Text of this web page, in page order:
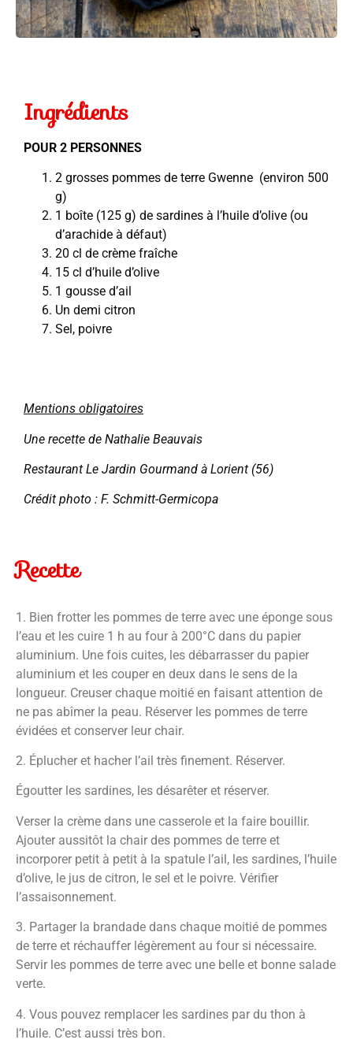
Recette
1. Bien frotter les pommes de terre avec une éponge sous
l’eau et les cuire 1 h au four à 200°C dans du papier
aluminium. Une fois cuites, les débarrasser du papier
aluminium et les couper en deux dans le sens de la
longueur. Creuser chaque moitié en faisant attention de
ne pas abîmer la peau. Réserver les pommes de terre
évidées et conserver leur chair.
2. Éplucher et hacher l’ail très finement. Réserver.
Égoutter les sardines, les désarêter et réserver.
Verser la crème dans une casserole et la faire bouillir.
Ajouter aussitôt la chair des pommes de terre et
incorporer petit à petit à la spatule l’ail, les sardines, l’huile
d’olive, le jus de citron, le sel et le poivre. Vérifier
l’assaisonnement.
3. Partager la brandade dans chaque moitié de pommes
de terre et réchauffer légèrement au four si nécessaire.
Servir les pommes de terre avec une belle et bonne salade
verte.
4. Vous pouvez remplacer les sardines par du thon à
l’huile. C’est aussi très bon.
Ingrédients
POUR 2 PERSONNES
2 grosses pommes de terre Gwenne (environ 500
g)
1 boîte (125 g) de sardines à l’huile d’olive (ou
d’arachide à défaut)
20 cl de crème fraîche
15 cl d’huile d’olive
1 gousse d’ail
Un demi citron
Sel, poivre
Mentions obligatoires
Une recette de Nathalie Beauvais
Restaurant Le Jardin Gourmand à Lorient (56)
Crédit photo : F. Schmitt-Germicopa